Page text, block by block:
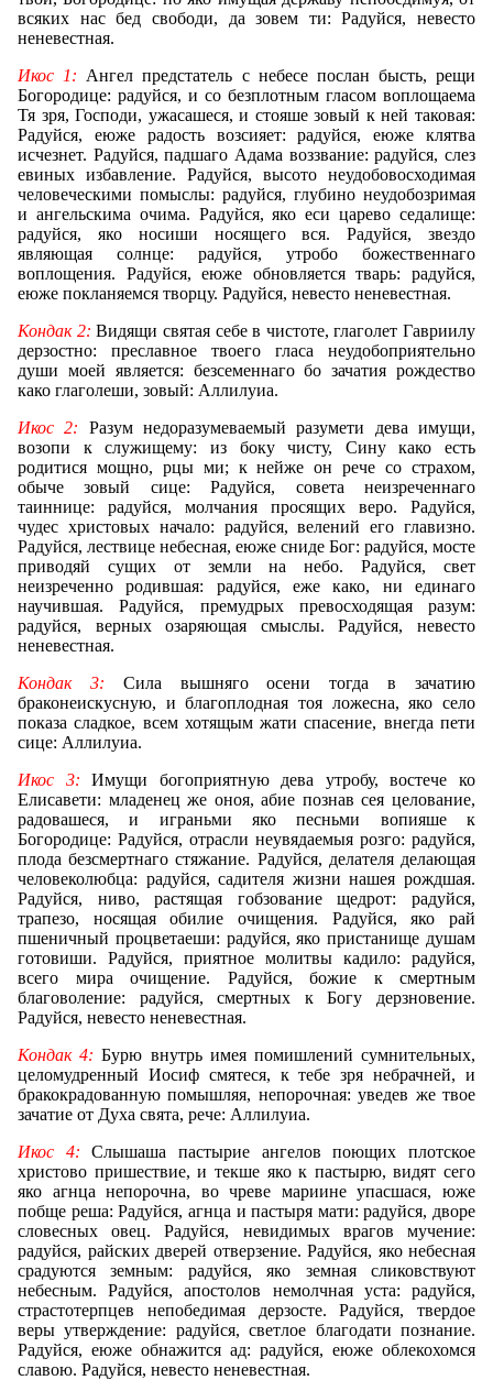
всяких нас бед свободи, да зовем ти: Радуйся, невесто
неневестная.
Икос 1: Ангел предстатель с небесе послан бысть, рещи
Богородице: радуйся, и со безплотным гласом воплощаема
Тя зря, Господи, ужасашеся, и стояше зовый к ней таковая:
Радуйся, еюже радость возсияет: радуйся, еюже клятва
исчезнет. Радуйся, падшаго Адама воззвание: радуйся, слез
евиных избавление. Радуйся, высото неудобовосходимая
человеческими помыслы: радуйся, глубино неудобозримая
и ангельскима очима. Радуйся, яко еси царево седалище:
радуйся, яко носиши носящего вся. Радуйся, звездо
являющая солнце: радуйся, утробо божественнаго
воплощения. Радуйся, еюже обновляется тварь: радуйся,
еюже покланяемся творцу. Радуйся, невесто неневестная.
Кондак 2: Видящи святая себе в чистоте, глаголет Гавриилу
дерзостно: преславное твоего гласа неудобоприятельно
души моей является: безсеменнаго бо зачатия рождество
како глаголеши, зовый: Аллилуиа.
Икос 2: Разум недоразумеваемый разумети дева имущи,
возопи к служищему: из боку чисту, Сину како есть
родитися мощно, рцы ми; к нейже он рече со страхом,
обыче зовый сице: Радуйся, совета неизреченнаго
таиннице: радуйся, молчания просящих веро. Радуйся,
чудес христовых начало: радуйся, велений его главизно.
Радуйся, лествице небесная, еюже сниде Бог: радуйся, мосте
приводяй сущих от земли на небо. Радуйся, свет
неизреченно родившая: радуйся, еже како, ни единаго
научившая. Радуйся, премудрых превосходящая разум:
радуйся, верных озаряющая смыслы. Радуйся, невесто
неневестная.
Кондак 3: Сила вышняго осени тогда в зачатию
браконеискусную, и благоплодная тоя ложесна, яко село
показа сладкое, всем хотящым жати спасение, внегда пети
сице: Аллилуиа.
Икос 3: Имущи богоприятную дева утробу, востече ко
Елисавети: младенец же оноя, абие познав сея целование,
радовашеся, и играньми яко песньми вопияше к
Богородице: Радуйся, отрасли неувядаемыя розго: радуйся,
плода безсмертнаго стяжание. Радуйся, делателя делающая
человеколюбца: радуйся, садителя жизни нашея рождшая.
Радуйся, ниво, растящая гобзование щедрот: радуйся,
трапезо, носящая обилие очищения. Радуйся, яко рай
пшеничный процветаеши: радуйся, яко пристанище душам
готовиши. Радуйся, приятное молитвы кадило: радуйся,
всего мира очищение. Радуйся, божие к смертным
благоволение: радуйся, смертных к Богу дерзновение.
Радуйся, невесто неневестная.
Кондак 4: Бурю внутрь имея помишлений сумнительных,
целомудренный Иосиф смятеся, к тебе зря небрачней, и
бракокрадованную помышляя, непорочная: уведев же твое
зачатие от Духа свята, рече: Аллилуиа.
Икос 4: Слышаша пастырие ангелов поющих плотское
христово пришествие, и текше яко к пастырю, видят сего
яко агнца непорочна, во чреве мариине упасшася, юже
побще реша: Радуйся, агнца и пастыря мати: радуйся, дворе
словесных овец. Радуйся, невидимых врагов мучение:
радуйся, райских дверей отверзение. Радуйся, яко небесная
срадуются земным: радуйся, яко земная сликовствуют
небесным. Радуйся, апостолов немолчная уста: радуйся,
страстотерпцев непобедимая дерзосте. Радуйся, твердое
веры утверждение: радуйся, светлое благодати познание.
Радуйся, еюже обнажится ад: радуйся, еюже облекохомся
славою. Радуйся, невесто неневестная.